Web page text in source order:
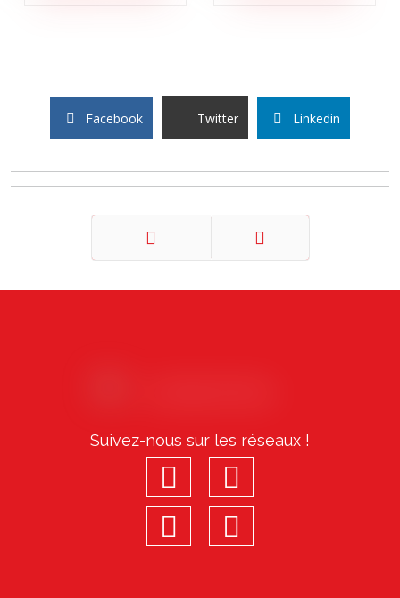
Facebook Twitter Linkedin
Suivez-nous sur les réseaux !
facebook
linkedin